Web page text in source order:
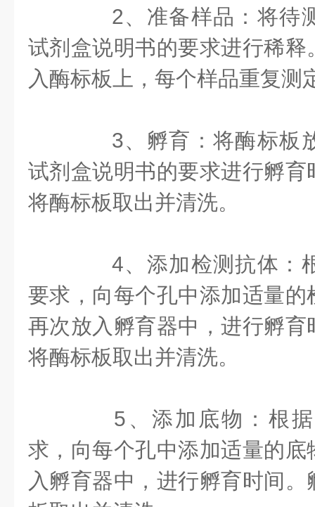
2、准备样品：将待
试剂盒说明书的要求进行稀
入酶标板上，每个样品重复测
3、孵育：将酶标板
试剂盒说明书的要求进行孵
将酶标板取出并清洗。
4、添加检测抗体：
要求，向每个孔中添加适量
再次放入孵育器中，进行孵
将酶标板取出并清洗。
5、添加底物：根据
求，向每个孔中添加适量的
入孵育器中，进行孵育时间